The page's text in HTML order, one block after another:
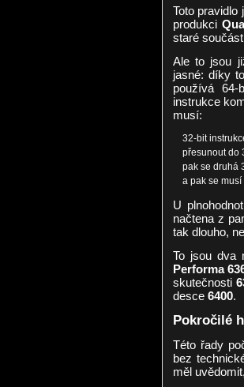
Toto pravidlo
produkci
staré
Ale to jsou
jasné: díky
používá
instrukce
musí:
32-bit
přesunout do
pak se druhá
a pak se
U
načtena z
tak dlouho,
To jsou dva
Performa
skutečnosti
desce 6400.
Pokročilé
Této řady
bez
měl